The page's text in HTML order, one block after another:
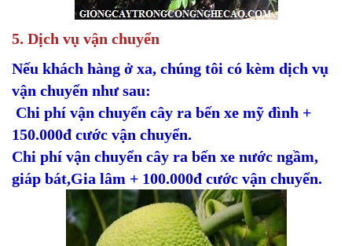
5. Dịch vụ vận chuyển
Nếu khách hàng ở xa, chúng tôi có kèm dịch vụ
vận chuyển như sau:
Chi phí vận chuyển cây ra bến xe mỹ đình +
150.000đ cước vận chuyển.
Chi phí vận chuyển cây ra bến xe nước ngầm,
giáp bát,Gia lâm + 100.000đ cước vận chuyển.